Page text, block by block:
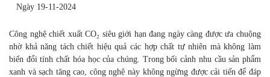
Ngày 19-11-2024
Công nghệ chiết xuất CO₂ siêu giới hạn đang ngày càng được ưa
chuộng nhờ khả năng tách chiết hiệu quả các hợp chất tự nhiên mà
không làm biến đổi tính chất hóa học của chúng. Trong bối cảnh
nhu cầu sản phẩm xanh và sạch tăng cao, công nghệ này không